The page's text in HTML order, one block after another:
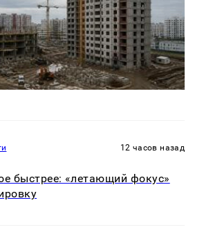
12 часов назад
быстрее: «летающий фокус»